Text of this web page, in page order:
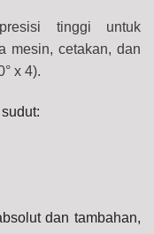
tinggi untuk
mesin, cetakan, dan
x 4).
dan tambahan,